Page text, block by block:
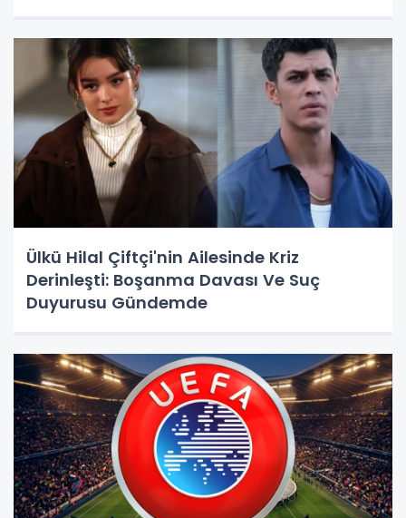
Ülkü Hilal Çiftçi'nin Ailesinde Kriz
Derinleşti: Boşanma Davası Ve Suç
Duyurusu Gündemde